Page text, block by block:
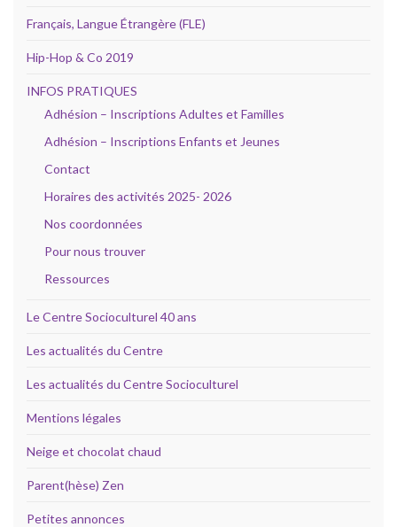
Français, Langue Étrangère (FLE)
Hip-Hop & Co 2019
INFOS PRATIQUES
Adhésion – Inscriptions Adultes et Familles
Adhésion – Inscriptions Enfants et Jeunes
Contact
Horaires des activités 2025- 2026
Nos coordonnées
Pour nous trouver
Ressources
Le Centre Socioculturel 40 ans
Les actualités du Centre
Les actualités du Centre Socioculturel
Mentions légales
Neige et chocolat chaud
Parent(hèse) Zen
Petites annonces